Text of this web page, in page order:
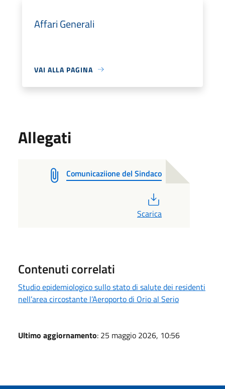
Affari Generali
VAI ALLA PAGINA
Allegati
Comunicaziione del Sindaco
Scarica
Contenuti correlati
Studio epidemiologico sullo stato di salute dei residenti
nell’area circostante l’Aeroporto di Orio al Serio
Ultimo aggiornamento: 25 maggio 2026, 10:56